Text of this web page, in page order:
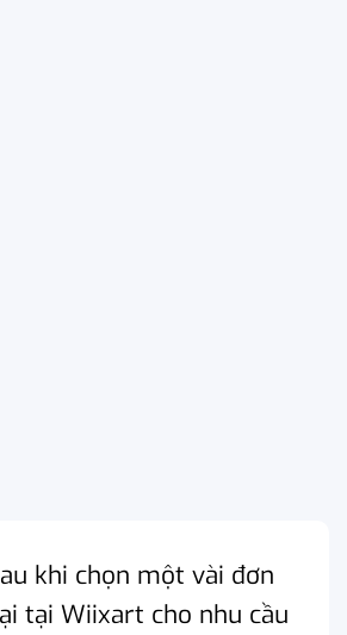
khi chọn một vài đơn
tại Wiixart cho nhu cầu